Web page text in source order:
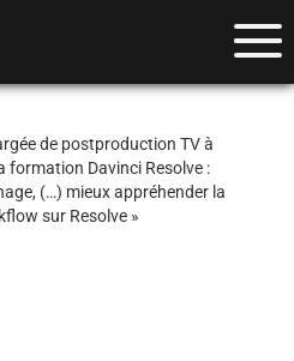
de postproduction TV à
formation Davinci Resolve :
(…) mieux appréhender la
sur Resolve »